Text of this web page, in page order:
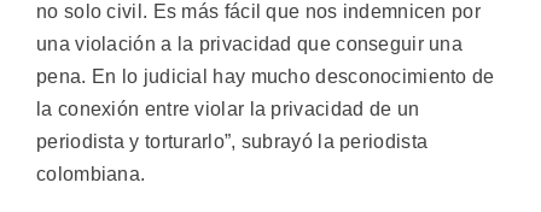
no solo civil. Es más fácil que nos indemnicen por
una violación a la privacidad que conseguir una
pena. En lo judicial hay mucho desconocimiento de
la conexión entre violar la privacidad de un
periodista y torturarlo”, subrayó la periodista
colombiana.